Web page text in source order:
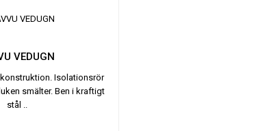
VEDUGN
Isolationsrör
smälter. Ben i kraftigt
stål ..